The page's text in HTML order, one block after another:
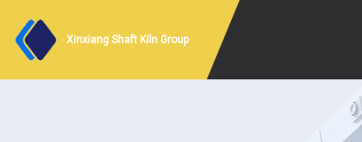
Xinxiang Shaft Kiln Group